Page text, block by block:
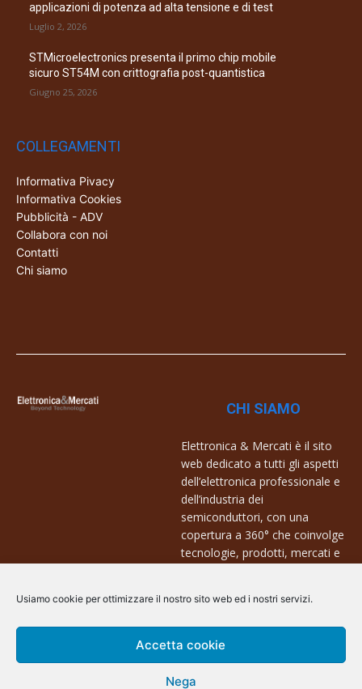
Usiamo cookie per ottimizzare il nostro sito web ed i nostri servizi.
Accetta cookie
Nega
applicazioni di potenza ad alta tensione e di test
Luglio 2, 2026
STMicroelectronics presenta il primo chip mobile
sicuro ST54M con crittografia post-quantistica
Giugno 25, 2026
COLLEGAMENTI
Informativa Pivacy
Informativa Cookies
Pubblicità - ADV
Collabora con noi
Contatti
Chi siamo
CHI SIAMO
Elettronica & Mercati è il sito
web dedicato a tutti gli aspetti
dell’elettronica professionale e
dell’industria dei
semiconduttori, con una
copertura a 360° che coinvolge
tecnologie, prodotti, mercati e
Contatti:
info@arscommunication.it